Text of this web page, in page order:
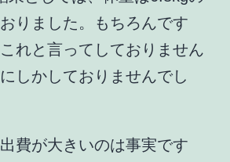
りました。もちろんです
れと言ってしておりません
しかしておりませんでし
費が大きいのは事実です